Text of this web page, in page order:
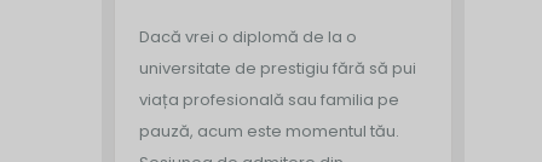
Dacă vrei o diplomă de la o
universitate de prestigiu fără să pui
viața profesională sau familia pe
pauză, acum este momentul tău.